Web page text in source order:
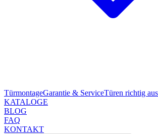
TürmontageGarantie & ServiceTüren richtig
KATALOGE
BLOG
FAQ
KONTAKT